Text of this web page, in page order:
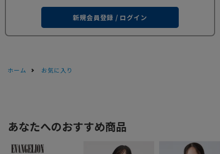
新規会員登録 / ログイン
ホーム お気に入り